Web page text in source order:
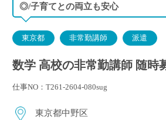
◎/子育てとの両立も安心
東京都 非常勤講師 派遣
数学 高校の非常勤講師 随時
仕事NO：T261-2604-080sug
東京都中野区